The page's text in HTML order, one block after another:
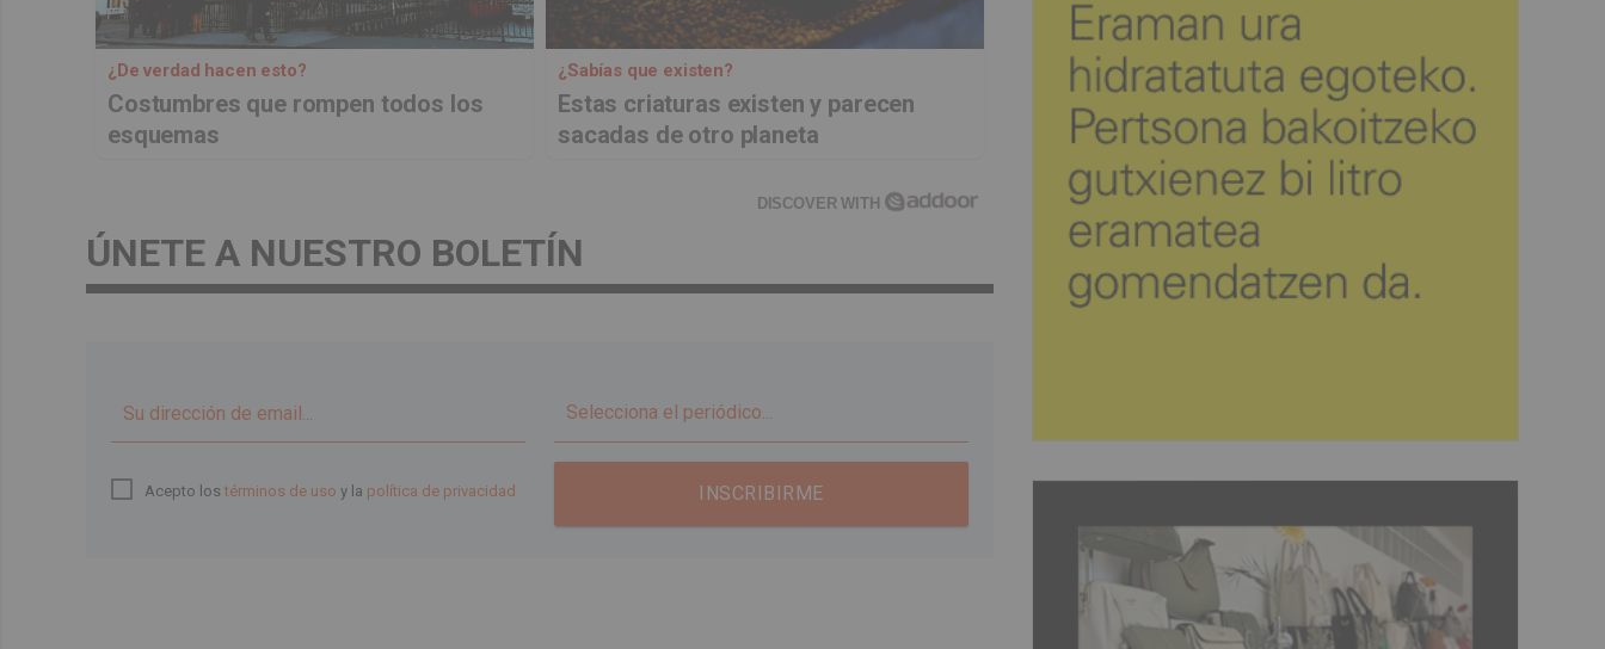
¿De verdad hacen esto?
Costumbres que rompen todos los
esquemas
¿Sabías que existen?
Estas criaturas existen y parecen
sacadas de otro planeta
DISCOVER WITH
ÚNETE A NUESTRO BOLETÍN
Acepto los términos de uso y la política de privacidad INSCRIBIRME